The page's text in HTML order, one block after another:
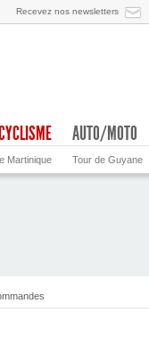
Recevez nos newsletters
Martinique Tour de Guyane
AUTO/MOTO